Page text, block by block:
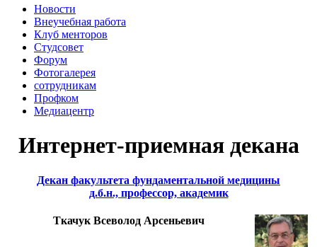
Новости
Внеучебная работа
Клуб менторов
Студсовет
Форум
Фотогалерея
сотрудникам
Профком
Медиацентр
Интернет-приемная декана
Декан факультета фундаментальной медицины
д.б.н., профессор, академик
Ткачук Всеволод Арсеньевич